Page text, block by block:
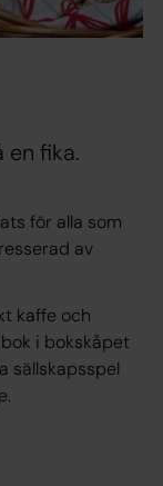
fika.
för alla som
av
kaffe och
i bokskåpet
sällskapsspel